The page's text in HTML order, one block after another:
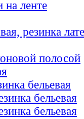
ленте
резинка
полосой
бельевая
бельевая
бельевая